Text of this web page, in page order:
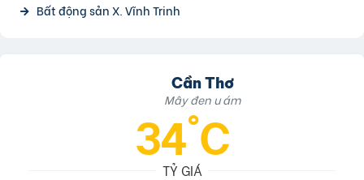
Bất động sản X. Vĩnh Trinh
Cần Thơ
Mây đen u ám
34°C
TỶ GIÁ